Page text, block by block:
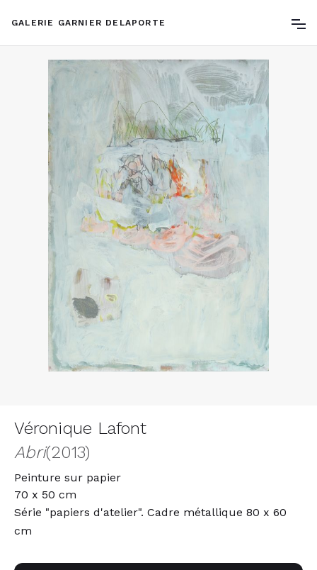
GALERIE GARNIER DELAPORTE
Véronique Lafont
Abri(2013)
Peinture sur papier
70 x 50 cm
Série "papiers d'atelier". Cadre métallique 80 x 60
cm